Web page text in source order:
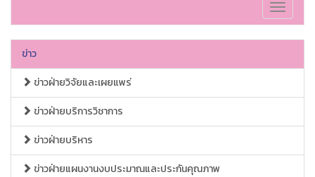
Toggle
ข่าว
ข่าวฝ่ายวิจัยและเผยแพร่
ข่าวฝ่ายบริการวิชาการ
ข่าวฝ่ายบริหาร
ข่าวฝ่ายแผนงานงบประมาณและประกันคุณภาพ